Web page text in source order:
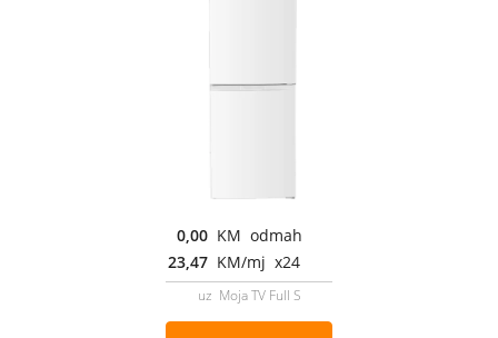
0,00 KM odmah
23,47 KM/mj x24
uz Moja TV Full S